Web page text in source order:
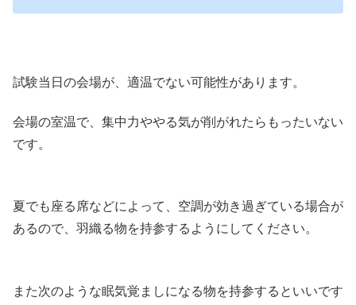
試験当日の会場が、適温でない可能性があります。
会場の室温で、集中力ややる気が削がれたらもったいない
です。
夏でも座る席などによって、空調が効き過ぎている場合が
あるので、羽織る物を持参するようにしてください。
また次のような眠気覚ましになる物を持参するといいです